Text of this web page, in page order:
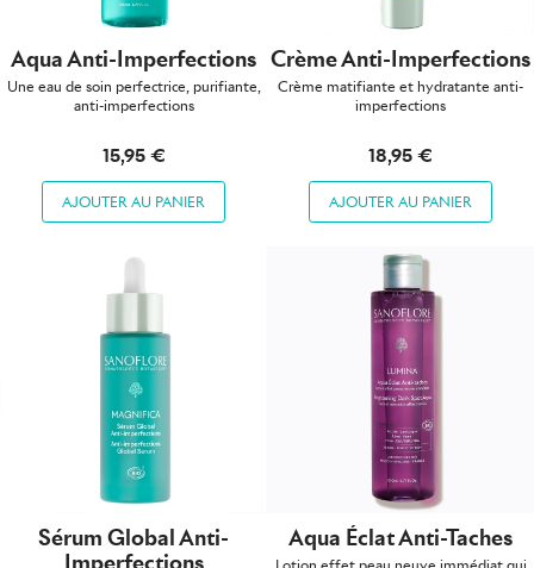
Aqua Anti-Imperfections
Une eau de soin perfectrice, purifiante,
anti-imperfections
15,95 €
AJOUTER AU PANIER
Crème Anti-Imperfections
Crème matifiante et hydratante anti-
imperfections
18,95 €
AJOUTER AU PANIER
Sérum Global Anti-
Imperfections
Aqua Éclat Anti-Taches